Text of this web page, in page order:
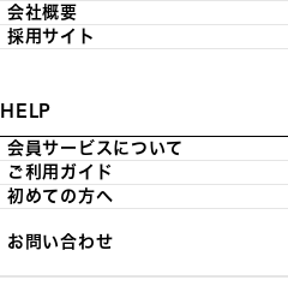
会社概要
採用サイト
HELP
会員サービスについて
ご利用ガイド
初めての方へ
お問い合わせ